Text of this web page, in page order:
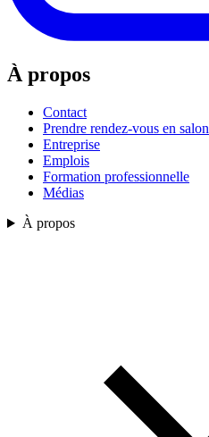
À propos
Contact
Prendre rendez-vous en salon
Entreprise
Emplois
Formation professionnelle
Médias
À propos